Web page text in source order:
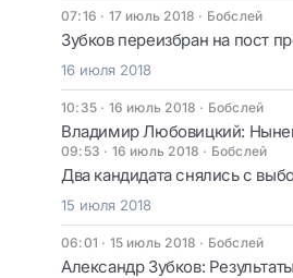
07:16 · 17 июль 2018 · Бобслей
Зубков переизбран на пост
16 июля 2018
10:35 · 16 июль 2018 · Бобслей
Владимир Любовицкий:
09:53 · 16 июль 2018 · Бобслей
Два кандидата снялись с
15 июля 2018
06:01 · 15 июль 2018 · Бобслей
Александр Зубков: